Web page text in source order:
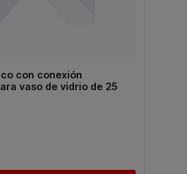
con conexión
vaso de vidrio de 25